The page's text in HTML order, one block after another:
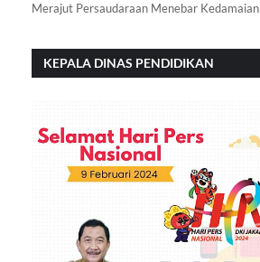
Merajut Persaudaraan Menebar Kedamaian
KEPALA DINAS PENDIDIKAN